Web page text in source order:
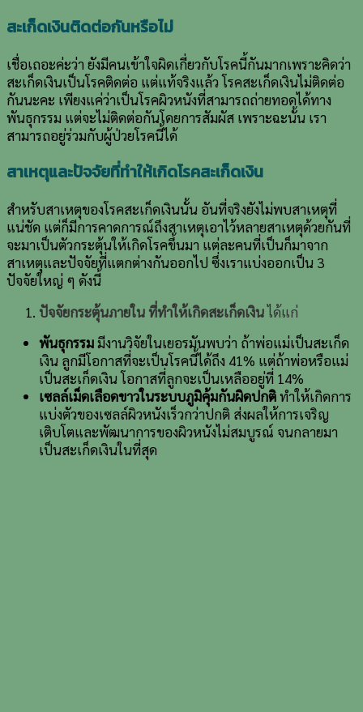
สะเก็ดเงินติดต่อกันหรือไม่
เชื่อเถอะค่ะว่า ยังมีคนเข้าใจผิดเกี่ยวกับโรคนี้กันมากเพราะคิดว่า
สะเก็ดเงินเป็นโรคติดต่อ แต่แท้จริงแล้ว โรคสะเก็ดเงินไม่ติดต่อ
กันนะคะ เพียงแค่ว่าเป็นโรคผิวหนังที่สามารถถ่ายทอดได้ทาง
พันธุกรรม แต่จะไม่ติดต่อกันโดยการสัมผัส เพราะฉะนั้น เรา
สามารถอยู่ร่วมกับผู้ป่วยโรคนี้ได้
สาเหตุและปัจจัยที่ทำให้เกิดโรคสะเก็ดเงิน
สำหรับสาเหตุของโรคสะเก็ดเงินนั้น อันที่จริงยังไม่พบสาเหตุที่
แน่ชัด แต่ก็มีการคาดการณ์ถึงสาเหตุเอาไว้หลายสาเหตุด้วยกันที่
จะมาเป็นตัวกระตุ้นให้เกิดโรคขึ้นมา แต่ละคนที่เป็นก็มาจาก
สาเหตุและปัจจัยที่แตกต่างกันออกไป ซึ่งเราแบ่งออกเป็น 3
ปัจจัยใหญ่ ๆ ดังนี้
ปัจจัยกระตุ้นภายใน ที่ทำให้เกิดสะเก็ดเงินได้แก่
พันธุกรรมมีงานวิจัยในเยอรมันพบว่า ถ้าพ่อแม่เป็นสะเก็ด
เงิน ลูกมีโอกาสที่จะเป็นโรคนี้ได้ถึง 41% แต่ถ้าพ่อหรือแม่
เป็นสะเก็ดเงิน โอกาสที่ลูกจะเป็นเหลืออยู่ที่ 14%
เซลล์เม็ดเลือดขาวในระบบภูมิคุ้มกันผิดปกติทำให้เกิดการ
แบ่งตัวของเซลล์ผิวหนังเร็วกว่าปกติ ส่งผลให้การเจริญ
เติบโตและพัฒนาการของผิวหนังไม่สมบูรณ์ จนกลายมา
เป็นสะเก็ดเงินในที่สุด